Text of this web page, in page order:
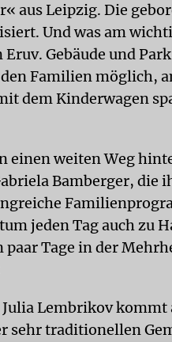
aus Leipzig. Die
Und was am
Gebäude und
Familien möglich,
dem Kinderwagen
einen weiten Weg
Bamberger, die
jeden Tag auch zu
Tage in der
Lembrikov kommt
sehr traditionellen